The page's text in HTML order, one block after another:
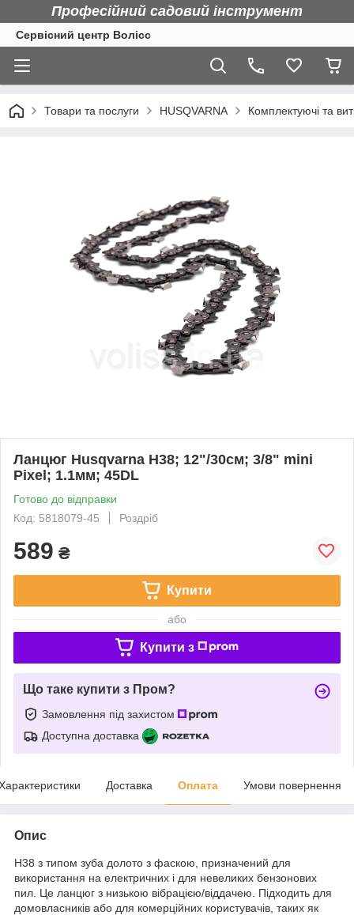
Професійний садовий інструмент
Сервісний центр Волісс
Товари та послуги HUSQVARNA Комплектуючі та
Ланцюг Husqvarna Н38; 12"/30см; 3/8" mini
Pixel; 1.1мм; 45DL
Готово до відправки
Код: 5818079-45
Роздріб
589 ₴
Купити
або
Купити з
Що таке купити з Пром?
Замовлення під захистом
Доступна доставка
Доставка Оплата Умови повернення
Опис
H38 з типом зуба долото з фаскою, призначений для
використання на електричних і для невеликих бензонових
пил. Це ланцюг з низькою вібрацією/віддачею. Підходить для
домовласників або для комерційних користувачів, таких як